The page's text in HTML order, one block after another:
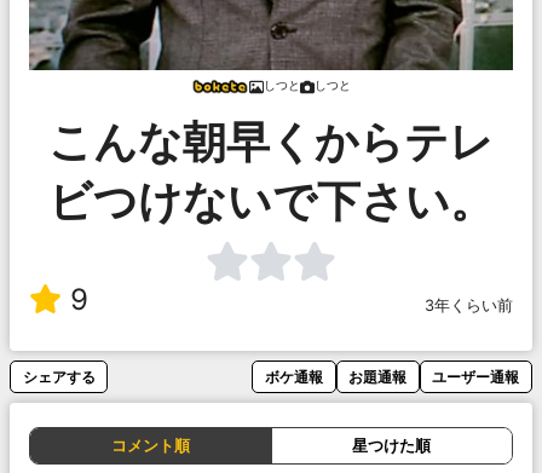
しつと しつと
こんな朝早くからテレ
ビつけないで下さい。
9 3年くらい前
シェアする ボケ通報 お題通報 ユーザー通報
コメント順 星つけた順